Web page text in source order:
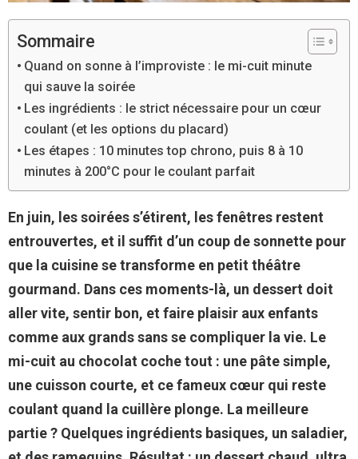
Sommaire
Quand on sonne à l’improviste : le mi-cuit minute
qui sauve la soirée
Les ingrédients : le strict nécessaire pour un cœur
coulant (et les options du placard)
Les étapes : 10 minutes top chrono, puis 8 à 10
minutes à 200°C pour le coulant parfait
En juin, les soirées s’étirent, les fenêtres restent
entrouvertes, et il suffit d’un coup de sonnette pour
que la cuisine se transforme en petit théâtre
gourmand. Dans ces moments-là, un dessert doit
aller vite, sentir bon, et faire plaisir aux enfants
comme aux grands sans se compliquer la vie. Le
mi-cuit au chocolat coche tout : une pâte simple,
une cuisson courte, et ce fameux cœur qui reste
coulant quand la cuillère plonge. La meilleure
partie ? Quelques ingrédients basiques, un saladier,